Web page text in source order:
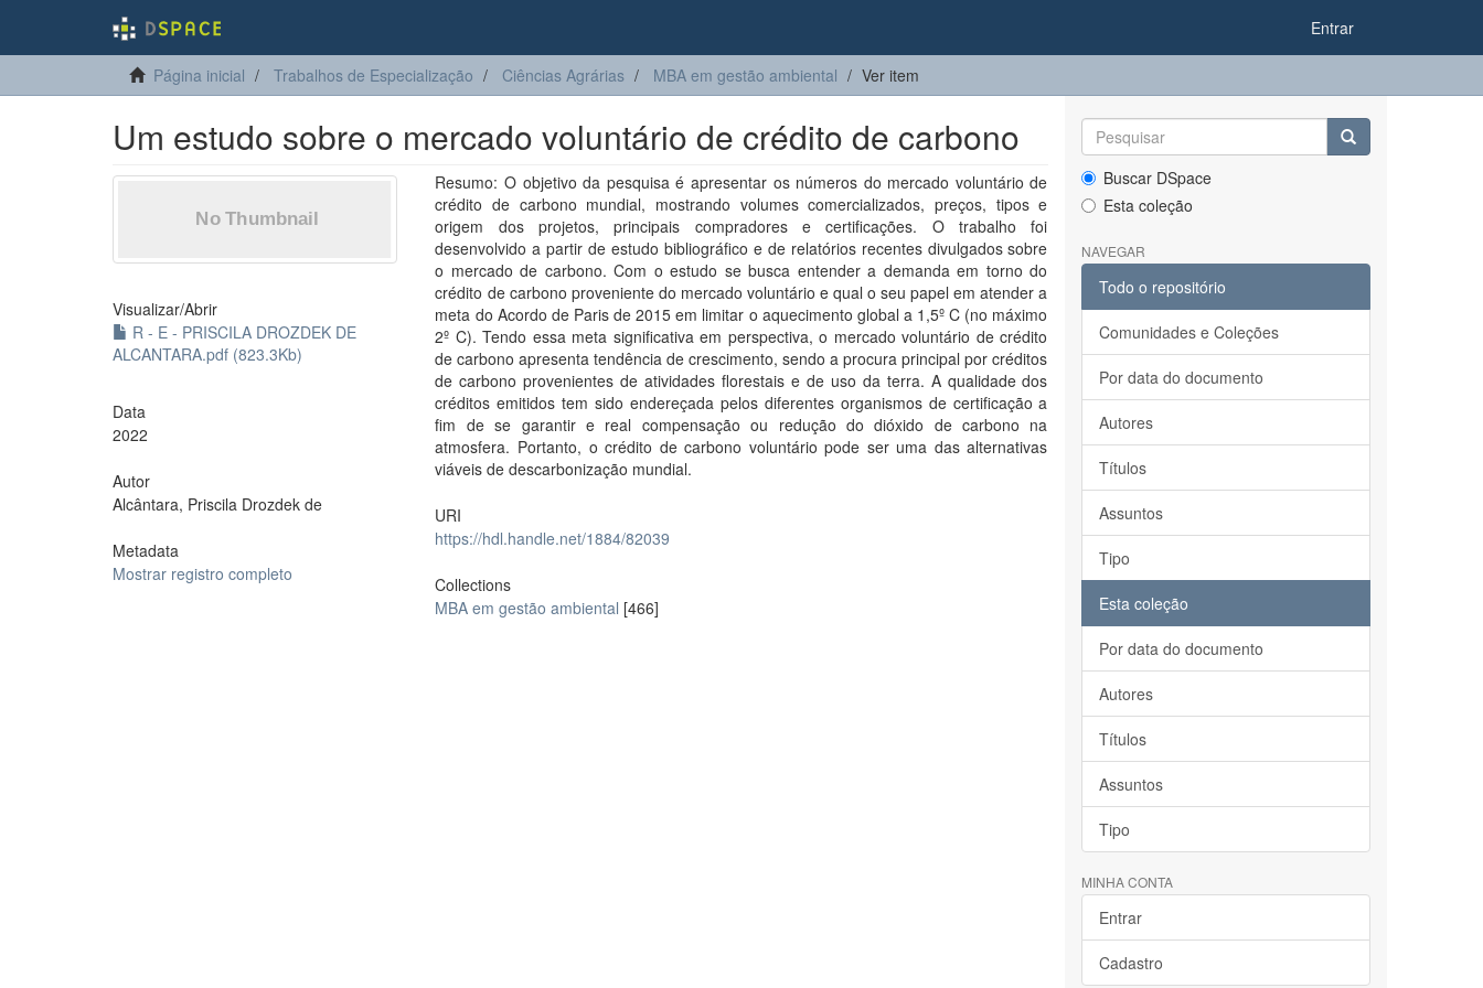
Entrar
Página inicial Trabalhos de Especialização Ciências Agrárias MBA em gestão ambiental Ver item
Um estudo sobre o mercado voluntário de crédito de carbono
Visualizar/Abrir
R - E - PRISCILA DROZDEK DE
ALCANTARA.pdf (823.3Kb)
Data
2022
Autor
Alcântara, Priscila Drozdek de
Metadata
Mostrar registro completo
Resumo: O objetivo da pesquisa é apresentar os números do mercado voluntário de
crédito de carbono mundial, mostrando volumes comercializados, preços, tipos e
origem dos projetos, principais compradores e certificações. O trabalho foi
desenvolvido a partir de estudo bibliográfico e de relatórios recentes divulgados sobre
o mercado de carbono. Com o estudo se busca entender a demanda em torno do
crédito de carbono proveniente do mercado voluntário e qual o seu papel em atender a
meta do Acordo de Paris de 2015 em limitar o aquecimento global a 1,5º C (no máximo
2º C). Tendo essa meta significativa em perspectiva, o mercado voluntário de crédito
de carbono apresenta tendência de crescimento, sendo a procura principal por créditos
de carbono provenientes de atividades florestais e de uso da terra. A qualidade dos
créditos emitidos tem sido endereçada pelos diferentes organismos de certificação a
fim de se garantir e real compensação ou redução do dióxido de carbono na
atmosfera. Portanto, o crédito de carbono voluntário pode ser uma das alternativas
viáveis de descarbonização mundial.
URI
https://hdl.handle.net/1884/82039
Collections
MBA em gestão ambiental [466]
Buscar DSpace
Esta coleção
NAVEGAR
Todo o repositório
Comunidades e Coleções
Por data do documento
Autores
Títulos
Assuntos
Tipo
Esta coleção
Por data do documento
Autores
Títulos
Assuntos
Tipo
MINHA CONTA
Entrar
Cadastro